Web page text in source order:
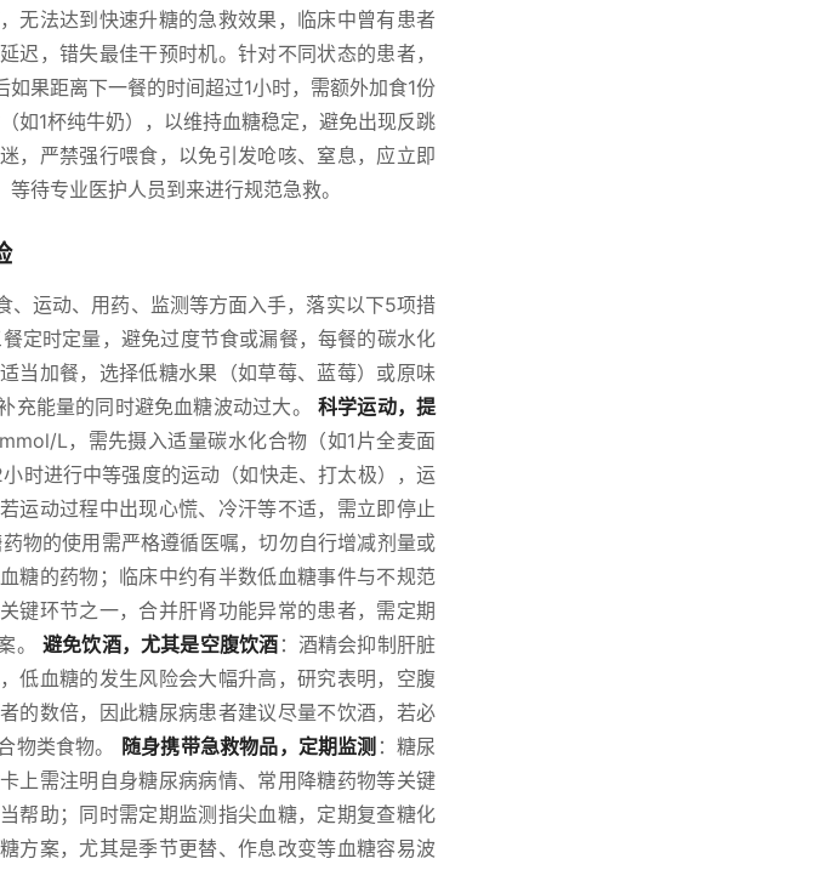
无法达到快速升糖的急救效果，临床中曾有患者
迟，错失最佳干预时机。针对不同状态的患者，
果距离下一餐的时间超过1小时，需额外加食1份
如1杯纯牛奶），以维持血糖稳定，避免出现反跳
，严禁强行喂食，以免引发呛咳、窒息，应立即
待专业医护人员到来进行规范急救。
、运动、用药、监测等方面入手，落实以下5项措
定时定量，避免过度节食或漏餐，每餐的碳水化
当加餐，选择低糖水果（如草莓、蓝莓）或原味
充能量的同时避免血糖波动过大。 科学运动，提
L，需先摄入适量碳水化合物（如1片全麦面
时进行中等强度的运动（如快走、打太极），运
运动过程中出现心慌、冷汗等不适，需立即停止
物的使用需严格遵循医嘱，切勿自行增减剂量或
糖的药物；临床中约有半数低血糖事件与不规范
键环节之一，合并肝肾功能异常的患者，需定期
。避免饮酒，尤其是空腹饮酒 ：酒精会抑制肝脏
低血糖的发生风险会大幅升高，研究表明，空腹
的数倍，因此糖尿病患者建议尽量不饮酒，若必
物类食物。
随身携带急救物品，定期监测 ：糖尿
上需注明自身糖尿病病情、常用降糖药物等关键
帮助；同时需定期监测指尖血糖，定期复查糖化
方案，尤其是季节更替、作息改变等血糖容易波